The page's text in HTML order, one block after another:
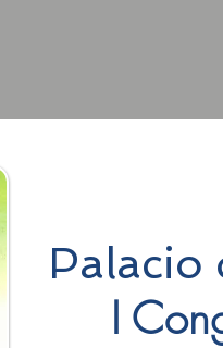
Palacio
I